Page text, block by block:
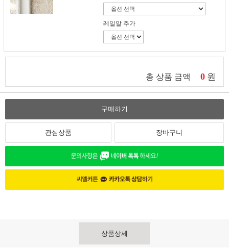
레일알 추가
총 상품 금액 0 원
구매하기
관심상품 장바구니
상품상세